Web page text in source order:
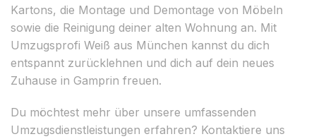
Kartons, die Montage und Demontage von Möbeln
sowie die Reinigung deiner alten Wohnung an. Mit
Umzugsprofi Weiß aus München kannst du dich
entspannt zurücklehnen und dich auf dein neues
Zuhause in Gamprin freuen.
Du möchtest mehr über unsere umfassenden
Umzugsdienstleistungen erfahren? Kontaktiere uns